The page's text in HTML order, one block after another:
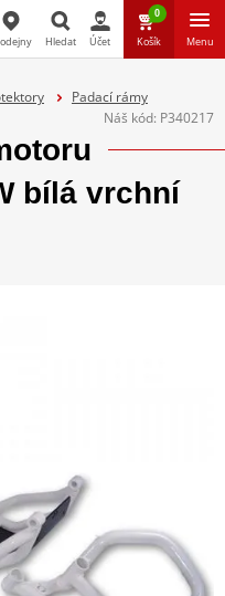
Hledat
Hledat Účet
0
Košík Menu
Padací rámy
Náš kód: P340217
bílá vrchní